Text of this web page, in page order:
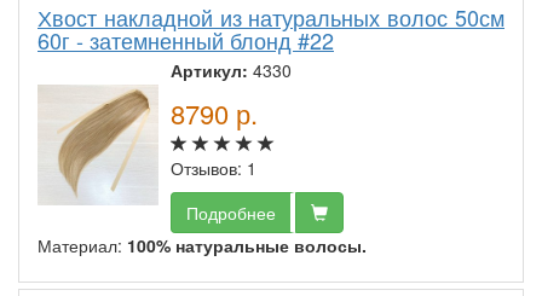
Хвост накладной из натуральных волос 50см
60г - затемненный блонд #22
Артикул: 4330
8790 р.
Отзывов: 1
Подробнее
Материал: 100% натуральные волосы.